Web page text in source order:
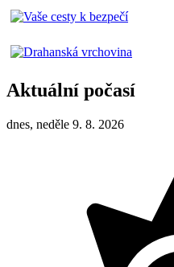
Aktuální počasí
dnes, neděle 9. 8. 2026